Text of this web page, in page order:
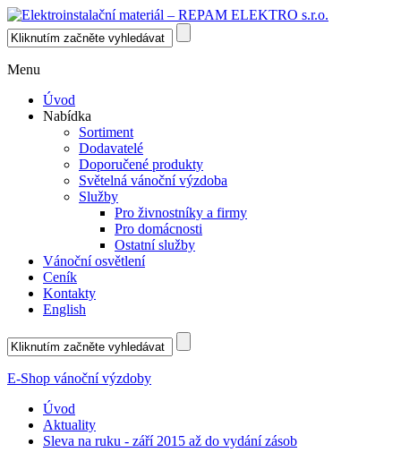
Menu
Úvod
Nabídka
Sortiment
Dodavatelé
Doporučené produkty
Světelná vánoční výzdoba
Služby
Pro živnostníky a firmy
Pro domácnosti
Ostatní služby
Vánoční osvětlení
Ceník
Kontakty
English
E-Shop vánoční výzdoby
Úvod
Aktuality
Sleva na ruku - září 2015 až do vydání zásob